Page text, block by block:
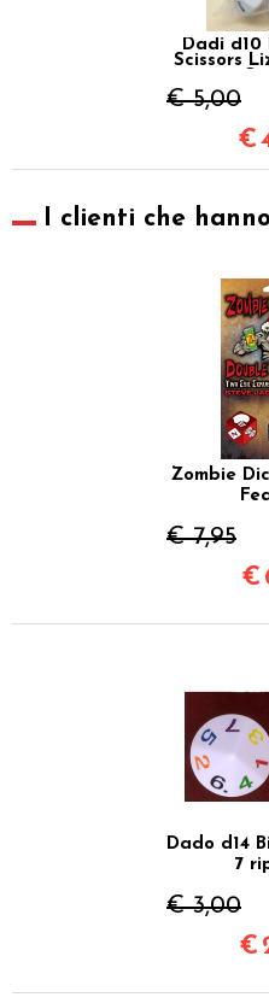
Dadi d10
Scissors
€ 5,00
€
I clienti che
Zombie
€ 7,95
€
Dado d14
7
€ 3,00
€